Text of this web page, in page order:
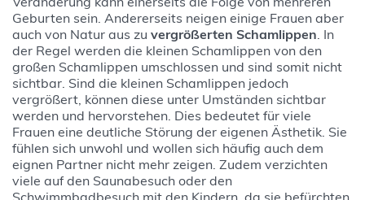
Geburten sein. Andererseits neigen einige Frauen aber
auch von Natur aus zu vergrößerten Schamlippen. In
der Regel werden die kleinen Schamlippen von den
großen Schamlippen umschlossen und sind somit nicht
sichtbar. Sind die kleinen Schamlippen jedoch
vergrößert, können diese unter Umständen sichtbar
werden und hervorstehen. Dies bedeutet für viele
Frauen eine deutliche Störung der eigenen Ästhetik. Sie
fühlen sich unwohl und wollen sich häufig auch dem
eignen Partner nicht mehr zeigen. Zudem verzichten
viele auf den Saunabesuch oder den